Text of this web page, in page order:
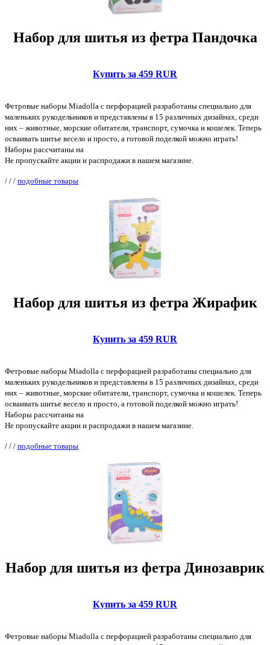
Набор для шитья из фетра Пандочка
Купить за 459 RUR
Фетровые наборы Miadolla с перфорацией разработаны специально для
маленьких рукодельников и представлены в 15 различных дизайнах, среди
них – животные, морские обитатели, транспорт, сумочка и кошелек. Теперь
осваивать шитье весело и просто, а готовой поделкой можно играть!
Наборы рассчитаны на
Не пропускайте акции и распродажи в нашем магазине.
/ / / подобные товары
Набор для шитья из фетра Жирафик
Купить за 459 RUR
Фетровые наборы Miadolla с перфорацией разработаны специально для
маленьких рукодельников и представлены в 15 различных дизайнах, среди
них – животные, морские обитатели, транспорт, сумочка и кошелек. Теперь
осваивать шитье весело и просто, а готовой поделкой можно играть!
Наборы рассчитаны на
Не пропускайте акции и распродажи в нашем магазине.
/ / / подобные товары
Набор для шитья из фетра Динозаврик
Купить за 459 RUR
Фетровые наборы Miadolla с перфорацией разработаны специально для